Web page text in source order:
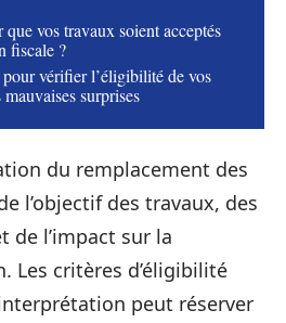
vos travaux soient acceptés
fiscale ?
vérifier l’éligibilité de vos
surprises
du remplacement des
l’objectif des travaux, des
de l’impact sur la
Les critères d’éligibilité
peut réserver